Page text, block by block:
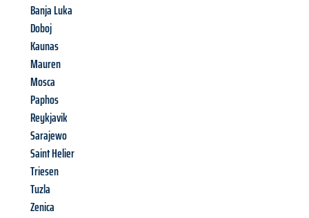
Banja Luka
Doboj
Kaunas
Mauren
Mosca
Paphos
Reykjavik
Sarajewo
Saint Helier
Triesen
Tuzla
Zenica